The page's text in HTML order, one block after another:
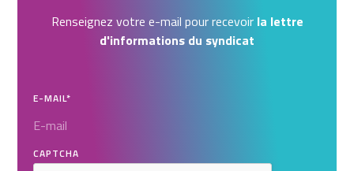
Renseignez votre e-mail pour recevoir la lettre
d'informations du syndicat
E-MAIL*
CAPTCHA